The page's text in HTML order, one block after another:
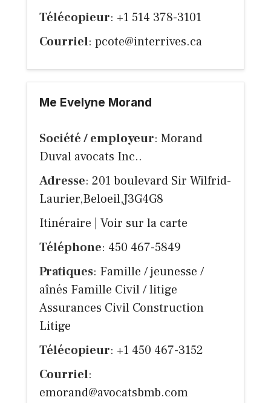
Télécopieur: +1 514 378-3101
Courriel: pcote@interrives.ca
Me Evelyne Morand
Société / employeur: Morand
Duval avocats Inc..
Adresse: 201 boulevard Sir Wilfrid-
Laurier,Beloeil,J3G4G8
Itinéraire
Voir sur la carte
Téléphone: 450 467-5849
Pratiques: Famille / jeunesse /
aînés Famille Civil / litige
Assurances Civil Construction
Litige
Télécopieur: +1 450 467-3152
Courriel:
emorand@avocatsbmb.com